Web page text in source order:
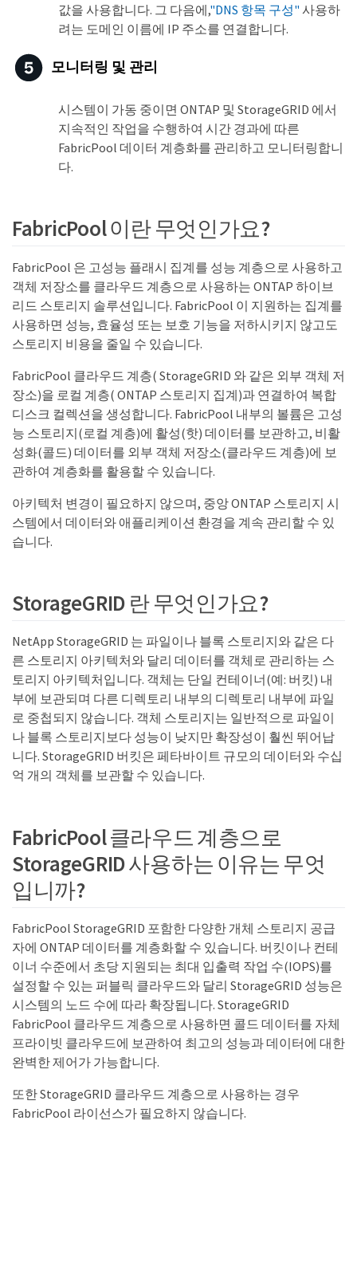
값을 사용합니다. 그 다음에,"DNS 항목 구성" 사용하
려는 도메인 이름에 IP 주소를 연결합니다.
모니터링 및 관리
시스템이 가동 중이면 ONTAP 및 StorageGRID 에서
지속적인 작업을 수행하여 시간 경과에 따른
FabricPool 데이터 계층화를 관리하고 모니터링합니
다.
FabricPool 이란 무엇인가요?
FabricPool 은 고성능 플래시 집계를 성능 계층으로 사용하고
객체 저장소를 클라우드 계층으로 사용하는 ONTAP 하이브
리드 스토리지 솔루션입니다. FabricPool 이 지원하는 집계를
사용하면 성능, 효율성 또는 보호 기능을 저하시키지 않고도
스토리지 비용을 줄일 수 있습니다.
FabricPool 클라우드 계층( StorageGRID 와 같은 외부 객체 저
장소)을 로컬 계층( ONTAP 스토리지 집계)과 연결하여 복합
디스크 컬렉션을 생성합니다. FabricPool 내부의 볼륨은 고성
능 스토리지(로컬 계층)에 활성(핫) 데이터를 보관하고, 비활
성화(콜드) 데이터를 외부 객체 저장소(클라우드 계층)에 보
관하여 계층화를 활용할 수 있습니다.
아키텍처 변경이 필요하지 않으며, 중앙 ONTAP 스토리지 시
스템에서 데이터와 애플리케이션 환경을 계속 관리할 수 있
습니다.
StorageGRID 란 무엇인가요?
NetApp StorageGRID 는 파일이나 블록 스토리지와 같은 다
른 스토리지 아키텍처와 달리 데이터를 객체로 관리하는 스
토리지 아키텍처입니다. 객체는 단일 컨테이너(예: 버킷) 내
부에 보관되며 다른 디렉토리 내부의 디렉토리 내부에 파일
로 중첩되지 않습니다. 객체 스토리지는 일반적으로 파일이
나 블록 스토리지보다 성능이 낮지만 확장성이 훨씬 뛰어납
니다. StorageGRID 버킷은 페타바이트 규모의 데이터와 수십
억 개의 객체를 보관할 수 있습니다.
FabricPool 클라우드 계층으로
StorageGRID 사용하는 이유는 무엇
입니까?
FabricPool StorageGRID 포함한 다양한 개체 스토리지 공급
자에 ONTAP 데이터를 계층화할 수 있습니다. 버킷이나 컨테
이너 수준에서 초당 지원되는 최대 입출력 작업 수(IOPS)를
설정할 수 있는 퍼블릭 클라우드와 달리 StorageGRID 성능은
시스템의 노드 수에 따라 확장됩니다. StorageGRID
FabricPool 클라우드 계층으로 사용하면 콜드 데이터를 자체
프라이빗 클라우드에 보관하여 최고의 성능과 데이터에 대한
완벽한 제어가 가능합니다.
또한 StorageGRID 클라우드 계층으로 사용하는 경우
FabricPool 라이선스가 필요하지 않습니다.